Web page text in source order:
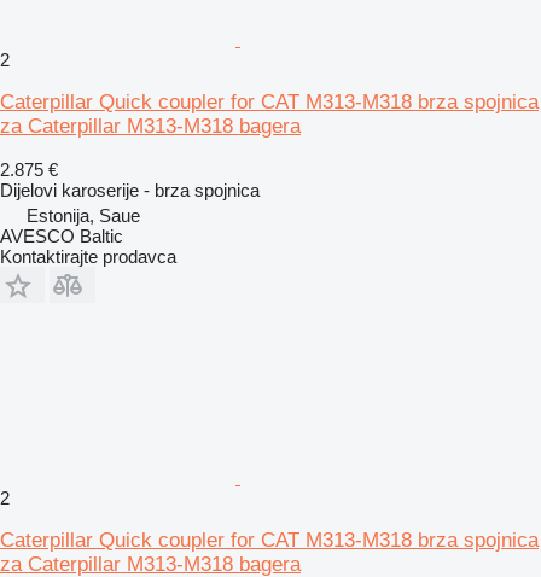
2
Caterpillar Quick coupler for CAT M313-M318 brza spojnica
za Caterpillar M313-M318 bagera
2.875 €
Dijelovi karoserije - brza spojnica
Estonija, Saue
AVESCO Baltic
Kontaktirajte prodavca
2
Caterpillar Quick coupler for CAT M313-M318 brza spojnica
za Caterpillar M313-M318 bagera